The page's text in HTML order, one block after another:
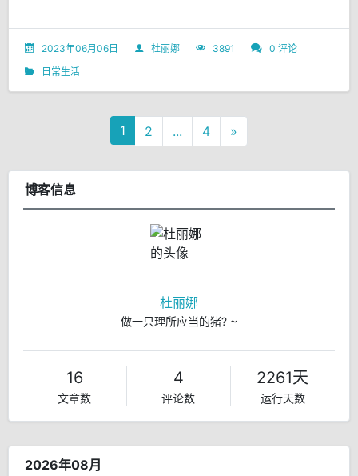
2023年06月06日 杜丽娜 3891
0 评论
日常生活
1 2 ... 4 »
博客信息
杜丽娜
做一只理所应当的猪? ~
16
文章数
4
评论数
2261天
运行天数
2026年08月